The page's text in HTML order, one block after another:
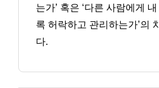
는가’ 혹은 ‘다른 사람에게
록 허락하고 관리하는가’의
다.